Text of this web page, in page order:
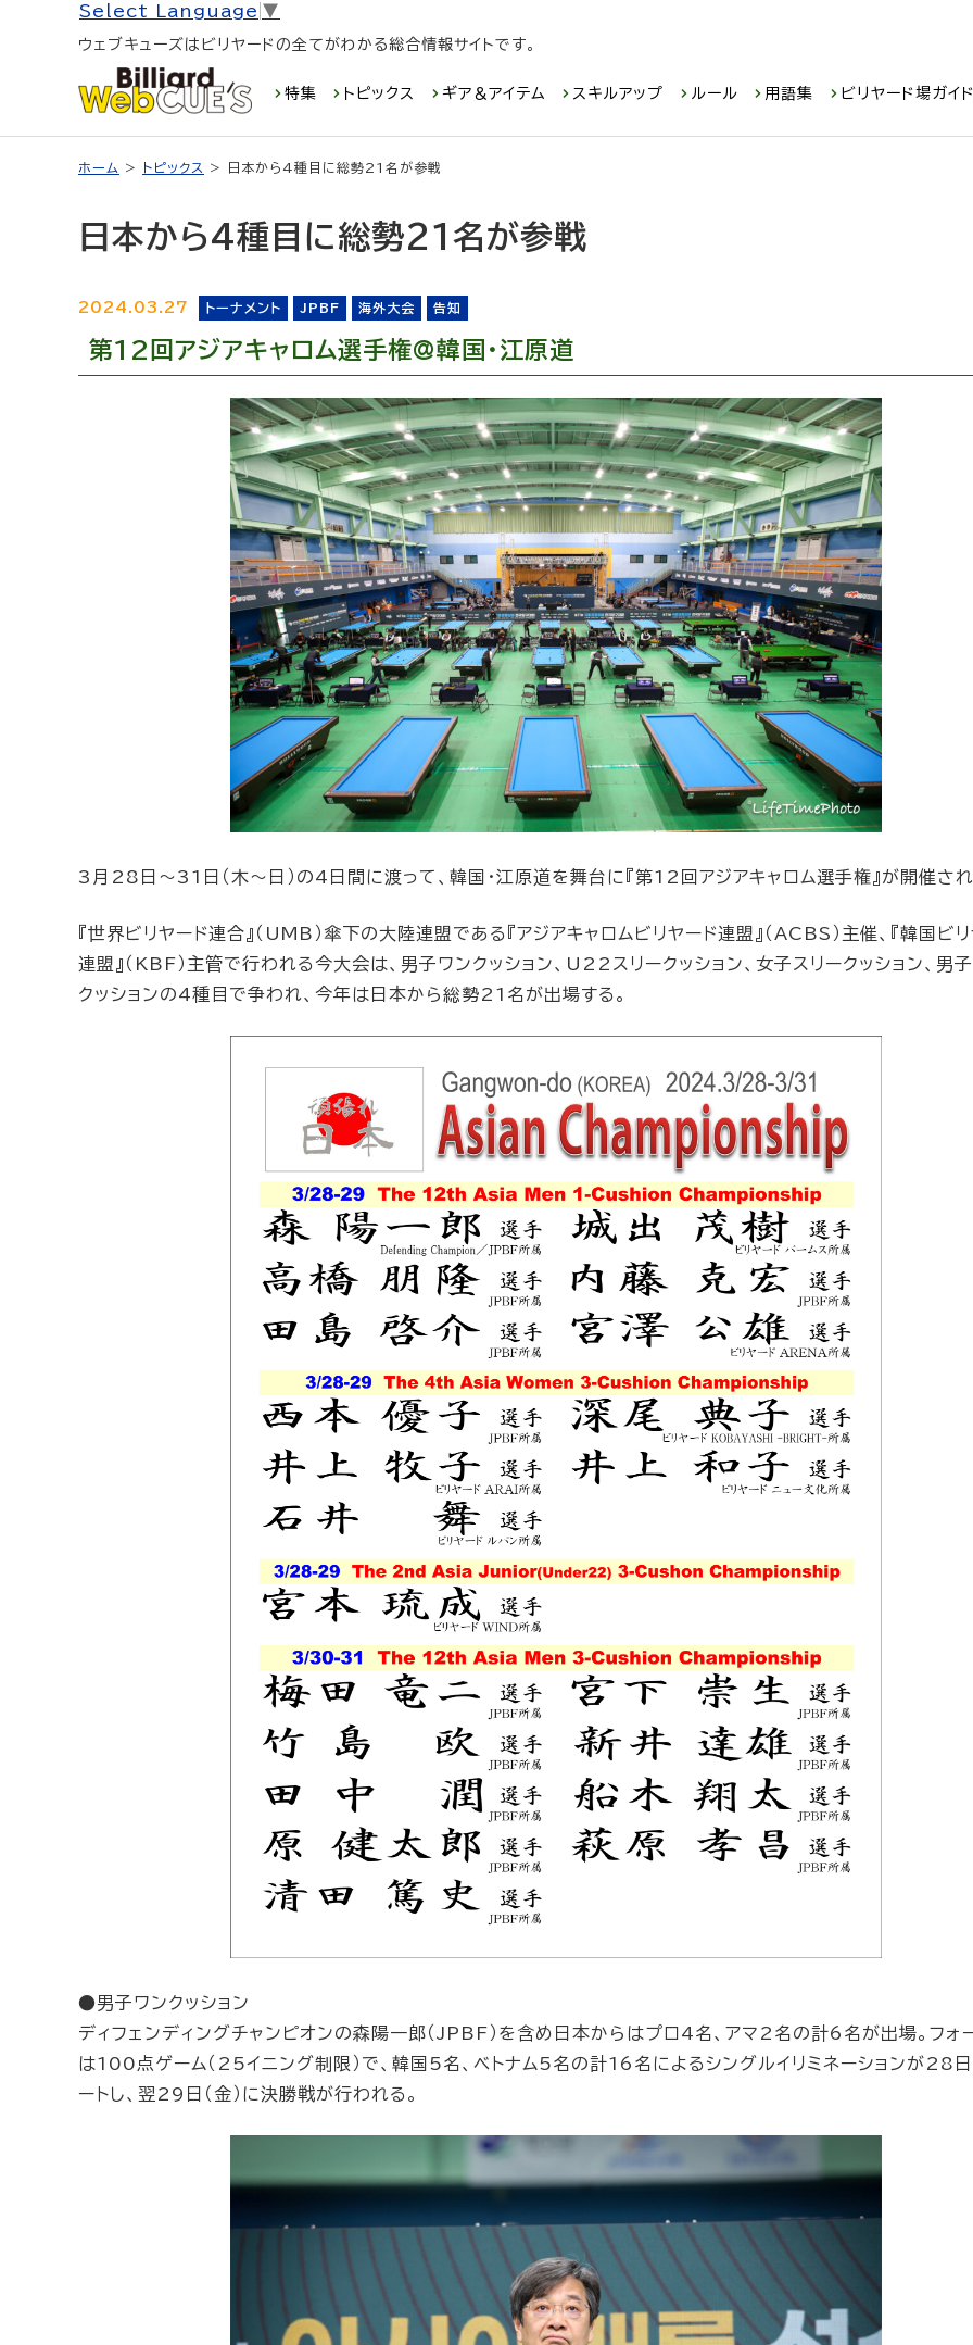
Select Language ▼
ウェブキューズはビリヤードの全てがわかる総合情報サイトです。
特集 トピックス ギア＆アイテム スキルアップ ルール 用語集 ビリヤード場ガイド
ホーム > トピックス > 日本から4種目に総勢21名が参戦
日本から4種目に総勢21名が参戦
2024.03.27 トーナメント JPBF 海外大会 告知
第12回アジアキャロム選手権@韓国・江原道
3月28日〜31日（木〜日）の4日間に渡って、韓国・江原道を舞台に『第12回アジアキャロム選手権』が開催され
『世界ビリヤード連合』（UMB）傘下の大陸連盟である『アジアキャロムビリヤード連盟』（ACBS）主催、『韓国ビリ
連盟』（KBF）主管で行われる今大会は、男子ワンクッション、U22スリークッション、女子スリークッション、男
クッションの4種目で争われ、今年は日本から総勢21名が出場する。
●男子ワンクッション
ディフェンディングチャンピオンの森陽一郎（JPBF）を含め日本からはプロ4名、アマ2名の計6名が出場。フォ
は100点ゲーム（25イニング制限）で、韓国5名、ベトナム5名の計16名によるシングルイリミネーションが28
ートし、翌29日（金）に決勝戦が行われる。